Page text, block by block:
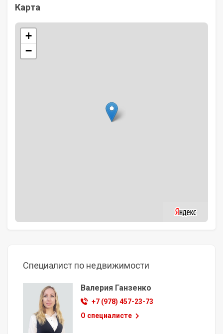
Карта
+
−
Специалист по недвижимости
Валерия Ганзенко
+7 (978) 457-23-73
О специалисте